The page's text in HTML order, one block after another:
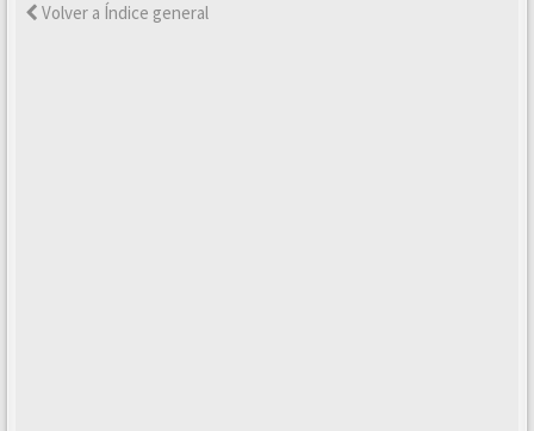
Volver a Índice general